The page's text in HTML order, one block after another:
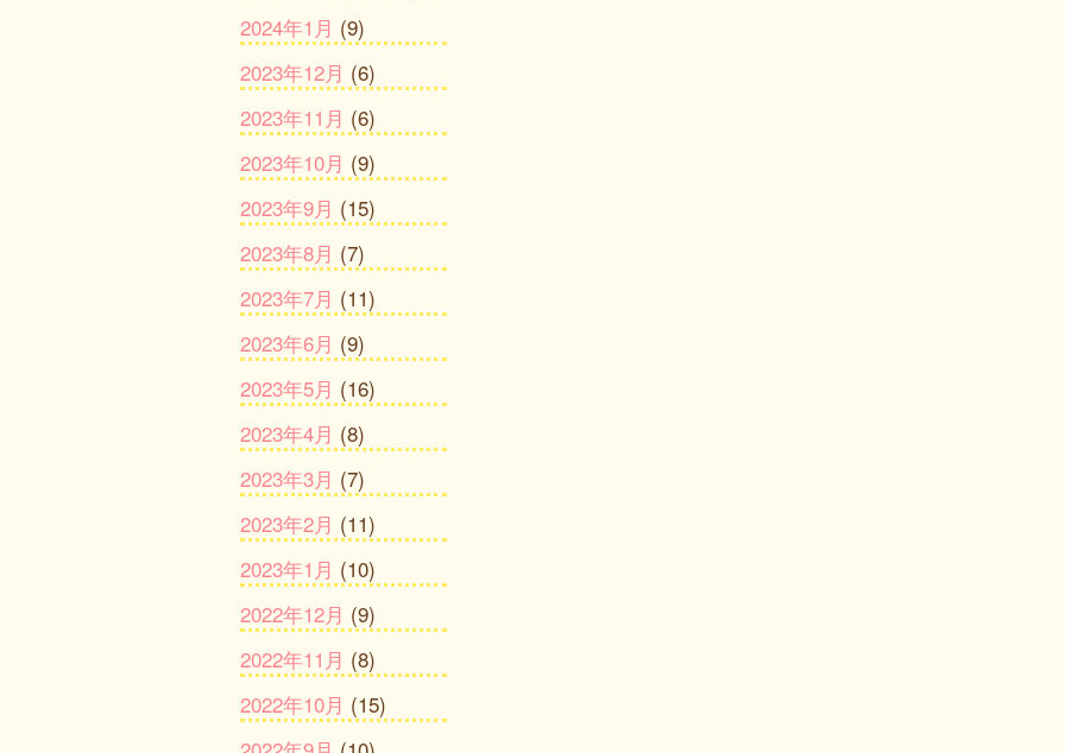
2024年1月 (9)
2023年12月 (6)
2023年11月 (6)
2023年10月 (9)
2023年9月 (15)
2023年8月 (7)
2023年7月 (11)
2023年6月 (9)
2023年5月 (16)
2023年4月 (8)
2023年3月 (7)
2023年2月 (11)
2023年1月 (10)
2022年12月 (9)
2022年11月 (8)
2022年10月 (15)